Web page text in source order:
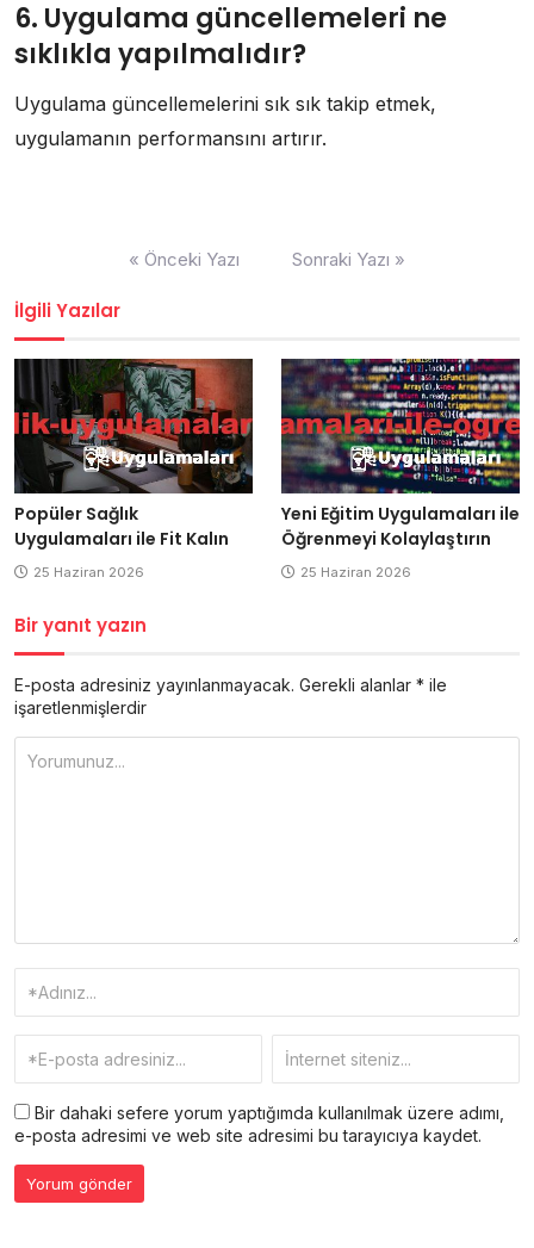
6. Uygulama güncellemeleri ne
sıklıkla yapılmalıdır?
Uygulama güncellemelerini sık sık takip etmek,
uygulamanın performansını artırır.
« Önceki Yazı Sonraki Yazı »
İlgili Yazılar
Popüler Sağlık
Uygulamaları ile Fit Kalın
25 Haziran 2026
Yeni Eğitim Uygulamaları ile
Öğrenmeyi Kolaylaştırın
25 Haziran 2026
Bir yanıt yazın
E-posta adresiniz yayınlanmayacak. Gerekli alanlar * ile
işaretlenmişlerdir
Bir dahaki sefere yorum yaptığımda kullanılmak üzere adımı,
e-posta adresimi ve web site adresimi bu tarayıcıya kaydet.